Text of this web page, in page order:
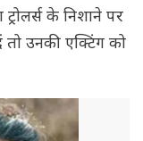
के निशाने पर
उनकी एक्टिंग को